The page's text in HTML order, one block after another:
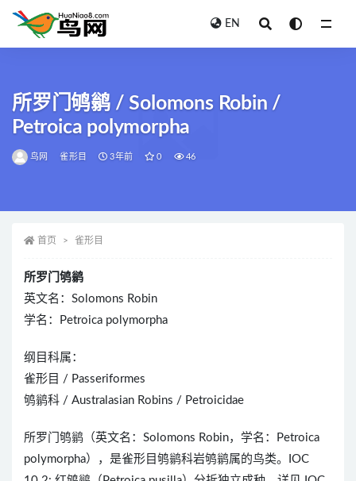
EN
所罗门鸲鹟 / Solomons Robin /
Petroica polymorpha
鸟网 雀形目 3年前 0 46
首页 雀形目
所罗门鸲鹟
英文名：Solomons Robin
学名：Petroica polymorpha
纲目科属：
雀形目 / Passeriformes
鸲鹟科 / Australasian Robins / Petroicidae
所罗门鸲鹟（英文名：Solomons Robin，学名：Petroica
polymorpha），是雀形目鸲鹟科岩鸲鹟属的鸟类。IOC